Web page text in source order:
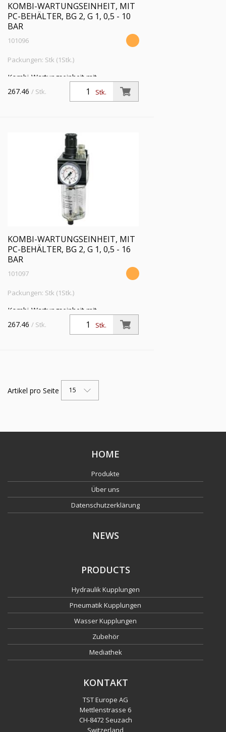
KOMBI-WARTUNGSEINHEIT, MIT
PC-BEHÄLTER, BG 2, G 1, 0,5 - 10
BAR
101096
Packungen: Stk (1Stk.)
Kombi-Wartungseinheit mit
Polycarbonatbehälter und
Handablassventil, BG 2, G 1, PE max. 16
Stk.
267.46 / Stk.
KOMBI-WARTUNGSEINHEIT, MIT
PC-BEHÄLTER, BG 2, G 1, 0,5 - 16
BAR
101097
Packungen: Stk (1Stk.)
Kombi-Wartungseinheit mit
Polycarbonatbehälter und
Handablassventil, BG 2, G 1, PE max. 16
Stk.
267.46 / Stk.
Artikel pro Seite 15
HOME
Produkte
Über uns
Datenschutzerklärung
NEWS
PRODUCTS
Hydraulik Kupplungen
Pneumatik Kupplungen
Wasser Kupplungen
Zubehör
Mediathek
KONTAKT
TST Europe AG
Mettlenstrasse 6
CH-8472 Seuzach
Switzerland